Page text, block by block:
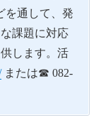
を通して、発
課題に対応
します。活
または☎ 082-